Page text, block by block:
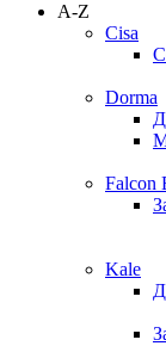
A-Z
Cisa
Dorma
Falcon
Kale